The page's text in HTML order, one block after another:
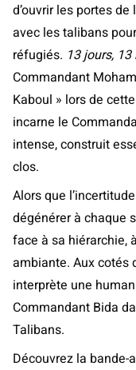
d’ouvrir les portes
avec les talibans
réfugiés. 13 jours,
Commandant
Kaboul » lors de
incarne le
intense, construit
clos.
Alors que
dégénérer à chaque
face à sa hiérarchie,
ambiante. Aux cotés
interprète une
Commandant Bida
Talibans.
Découvrez la bande-